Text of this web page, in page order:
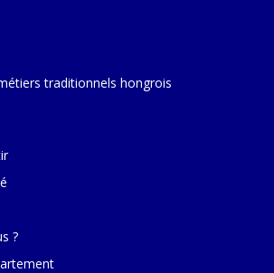
traditionnels hongrois
?